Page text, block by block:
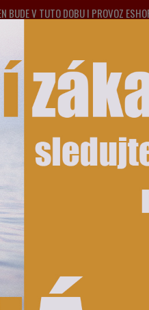
V TUTO DOBU I PROVOZ
FOTOGRAFIÍ A JINÉ SLUŽBY
Hledat 775